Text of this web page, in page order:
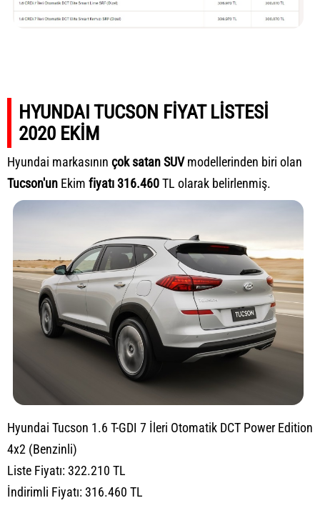
HYUNDAI TUCSON FİYAT LİSTESİ
2020 EKİM
Hyundai markasının çok satan SUVmodellerinden biri olan
Tucson'un Ekim fiyatı 316.460TL olarak belirlenmiş.
Hyundai Tucson 1.6 T-GDI 7 İleri Otomatik DCT Power Edition
4x2 (Benzinli)
Liste Fiyatı: 322.210 TL
İndirimli Fiyatı: 316.460 TL